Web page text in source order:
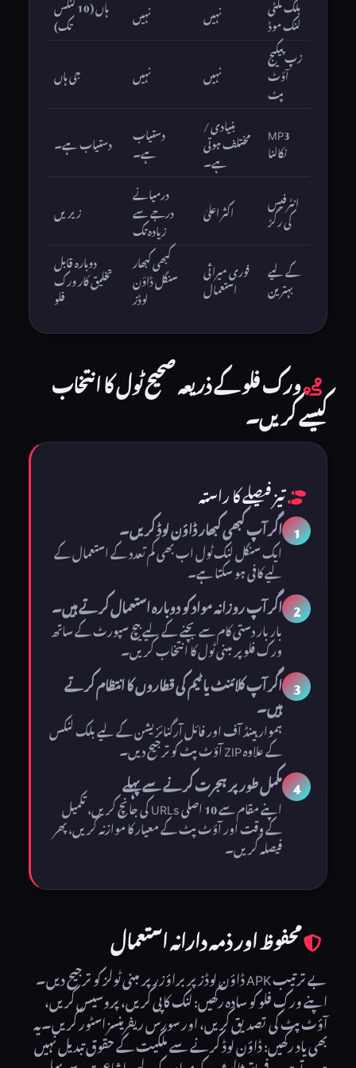
بلک ملٹی
لنک موڈ نہیں نہیں ہاں (10 لنکس
تک)
زپ پیکیج
آؤٹ
پٹ
نہیں نہیں جی ہاں
MP3
نکالنا
بنیادی /
مختلف ہوتی
ہے۔
دستیاب
ہے۔ دستیاب ہے۔
انٹرفیس
کی رگڑ اکثر اعلیٰ
درمیانے
درجے سے
زیادہ تک
زیریں
کے لیے
بہترین
فوری میراثی
استعمال
کبھی کبھار
سنگل ڈاؤن
لوڈز
دوبارہ قابل
تخلیق کار ورک
فلو
ورک فلو کے ذریعہ صحیح ٹول کا انتخاب
کیسے کریں۔
تیز فیصلے کا راستہ
1 اگر آپ کبھی کبھار ڈاؤن لوڈ کریں۔
ایک سنگل لنک ٹول اب بھی کم تعدد کے استعمال کے
لیے کافی ہو سکتا ہے۔
2 اگر آپ روزانہ مواد کو دوبارہ استعمال کرتے ہیں۔
بار بار دستی کام سے بچنے کے لیے بیچ سپورٹ کے ساتھ
ورک فلو پر مبنی ٹول کا انتخاب کریں۔
3 اگر آپ کلائنٹ یا ٹیم کی قطاروں کا انتظام کرتے
ہیں۔
ہموار ہینڈ آف اور فائل آرگنائزیشن کے لیے بلک لنکس
کے علاوہ ZIP آؤٹ پٹ کو ترجیح دیں۔
4 مکمل طور پر ہجرت کرنے سے پہلے
اپنے مقام سے 10 اصلی URLs کی جانچ کریں، تکمیل
کے وقت اور آؤٹ پٹ کے معیار کا موازنہ کریں، پھر
فیصلہ کریں۔
محفوظ اور ذمہ دارانہ استعمال
بے ترتیب APK ڈاؤن لوڈز پر براؤزر پر مبنی ٹولز کو ترجیح دیں۔
اپنے ورک فلو کو سادہ رکھیں: لنک کاپی کریں، پروسیس کریں،
آؤٹ پٹ کی تصدیق کریں، اور سورس ریفرینسز اسٹور کریں۔یہ
بھی یاد رکھیں: ڈاؤن لوڈ کرنے سے ملکیت کے حقوق تبدیل نہیں